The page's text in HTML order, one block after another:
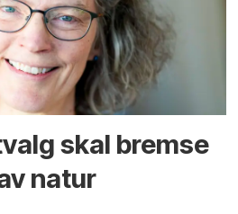
skal bremse
natur